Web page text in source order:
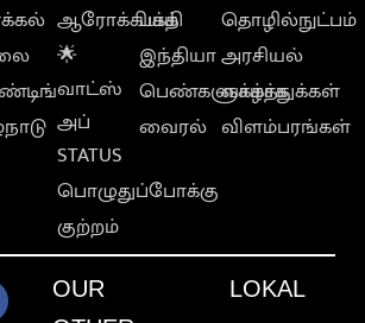
ஆரோக்கியம்
🌟
வாட்ஸ்
அப்
STATUS
பொழுதுப்போக்கு
குற்றம்
பக்தி
இந்தியா
பெண்களுக்காக
வைரல்
தொழில்நுட்பம்
அரசியல்
வாழ்த்துக்கள்
விளம்பரங்கள்
OUR
LOKAL